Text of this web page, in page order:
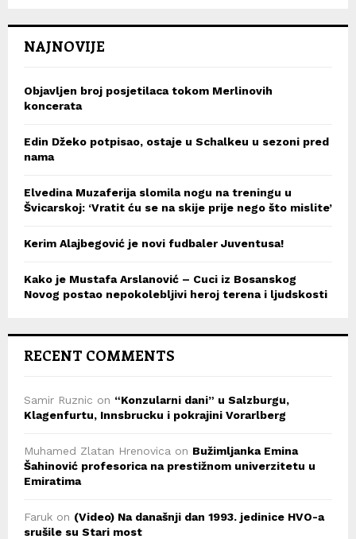
NAJNOVIJE
Objavljen broj posjetilaca tokom Merlinovih
koncerata
Edin Džeko potpisao, ostaje u Schalkeu u sezoni pred
nama
Elvedina Muzaferija slomila nogu na treningu u
Švicarskoj: ‘Vratit ću se na skije prije nego što mislite’
Kerim Alajbegović je novi fudbaler Juventusa!
Kako je Mustafa Arslanović – Cuci iz Bosanskog
Novog postao nepokolebljivi heroj terena i ljudskosti
RECENT COMMENTS
Samir Ruznic on “Konzularni dani” u Salzburgu,
Klagenfurtu, Innsbrucku i pokrajini Vorarlberg
Muhamed Zlatan Hrenovica on Bužimljanka Emina
Šahinović profesorica na prestižnom univerzitetu u
Emiratima
Faruk on (Video) Na današnji dan 1993. jedinice HVO-a
srušile su Stari most